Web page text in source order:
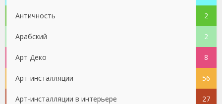
Античность 2
Арабский 2
Арт Деко 8
Арт-инсталляции 56
Арт-инсталляции в интерьере 27